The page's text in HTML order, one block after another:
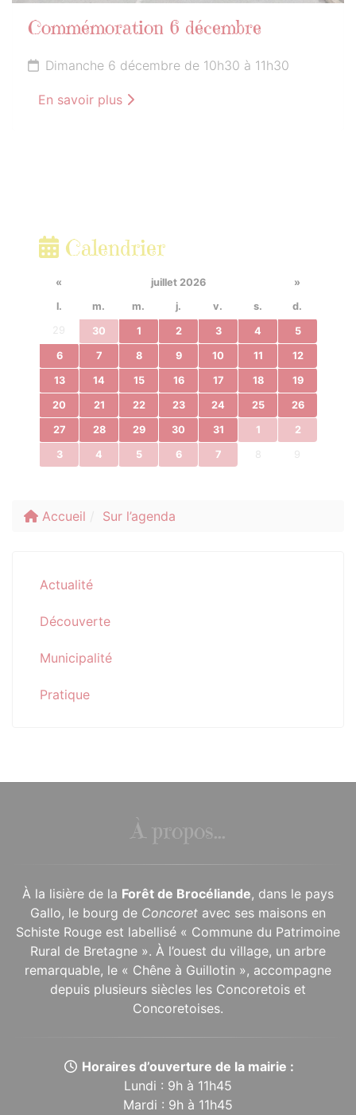
Commémoration 6 décembre
Dimanche 6 décembre de 10h30 à 11h30
En savoir plus
Calendrier
« juillet 2026
»
l.
m. m. j. v. s.
d.
29
30 1 2 3 4 5
6 7 8 9 10 11 12
13 14 15 16 17 18 19
20 21 22 23 24 25 26
27 28 29 30 31 1 2
3 4 5 6 7 8 9
Accueil Sur l’agenda
Actualité
Découverte
Municipalité
Pratique
À propos...
À la lisière de la Forêt de Brocéliande, dans le pays
Gallo, le bourg de Concoret avec ses maisons en
Schiste Rouge est labellisé « Commune du Patrimoine
Rural de Bretagne ». À l’ouest du village, un arbre
remarquable, le « Chêne à Guillotin », accompagne
depuis plusieurs siècles les Concoretois et
Concoretoises.
Horaires d’ouverture de la mairie :
Lundi : 9h à 11h45
Mardi : 9h à 11h45